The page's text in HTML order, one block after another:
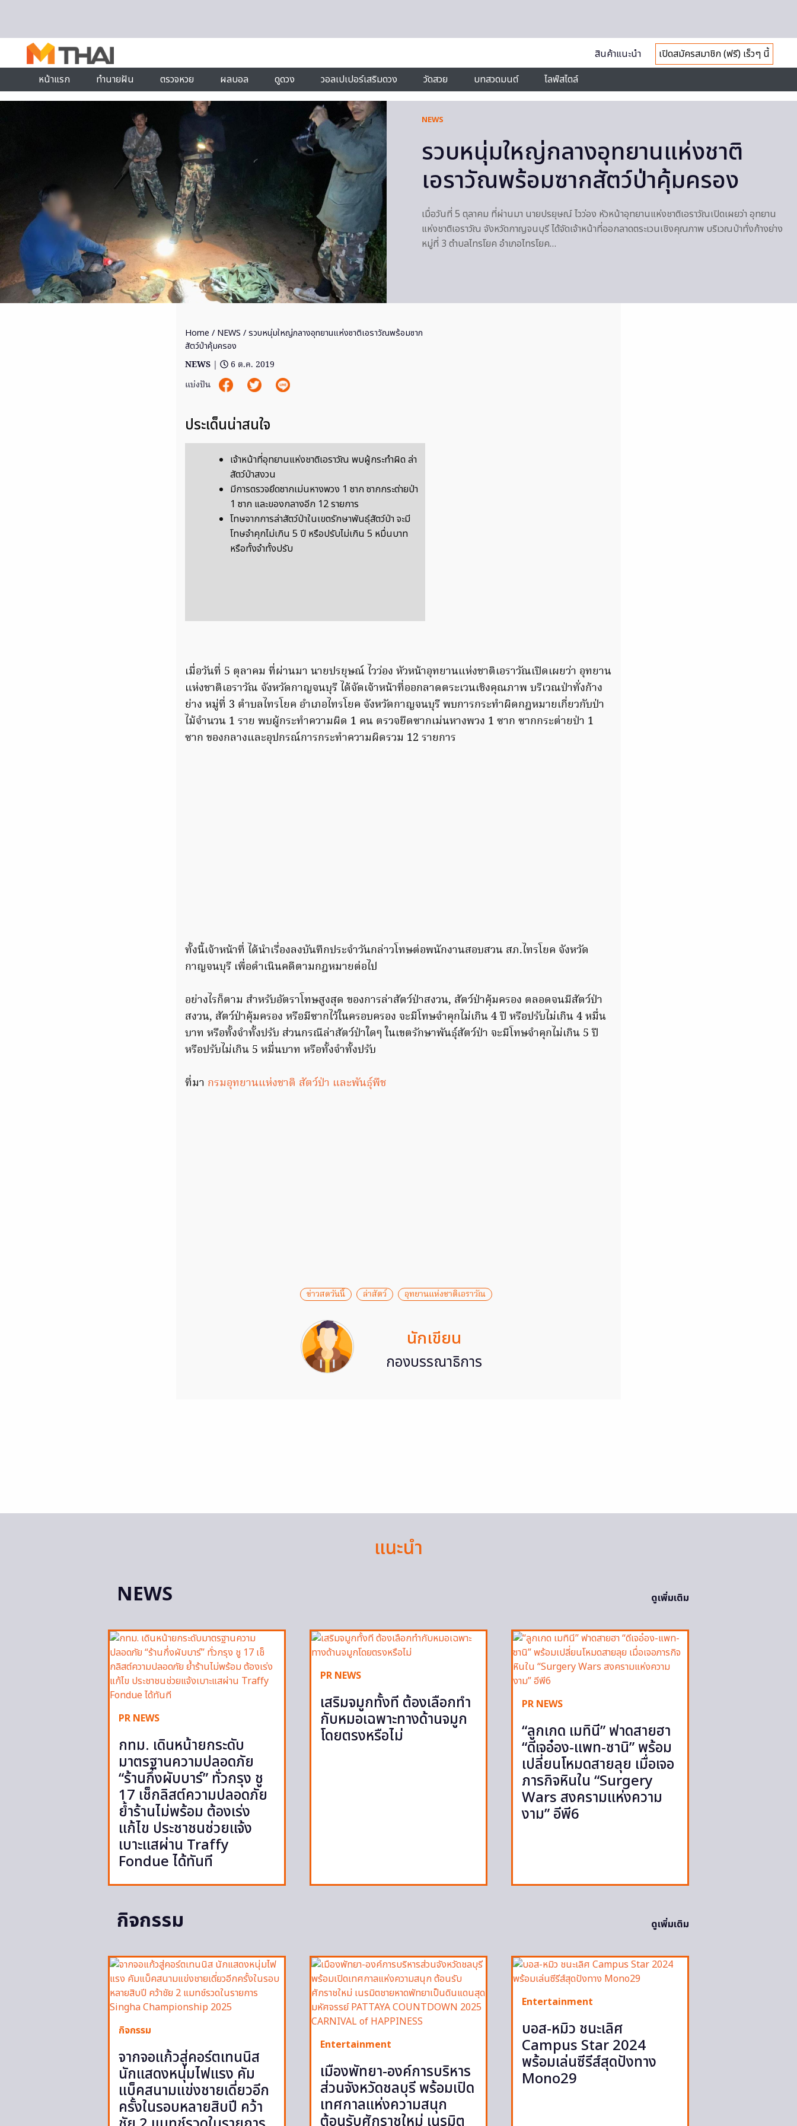
สินค้าแนะนำ
เปิดสมัครสมาชิก (ฟรี) เร็วๆ นี้
หน้าแรก
ทำนายฝัน ตรวจหวย ผลบอล ดูดวง วอลเปเปอร์เสริมดวง วัดสวย บทสวดมนต์ ไลฟ์สไตล์
NEWS
รวบหนุ่มใหญ่กลางอุทยานแห่งชาติ
เอราวัณพร้อมซากสัตว์ป่าคุ้มครอง
เมื่อวันที่ 5 ตุลาคม ที่ผ่านมา นายปรยุษณ์ ไวว่อง หัวหน้าอุทยานแห่งชาติเอราวัณเปิดเผยว่า อุทยาน
แห่งชาติเอราวัณ จังหวัดกาญจนบุรี ได้จัดเจ้าหน้าที่ออกลาดตระเวนเชิงคุณภาพ บริเวณป่าทั่งก้างย่าง
หมู่ที่ 3 ตำบลไทรโยค อำเภอไทรโยค…
Home / NEWS / รวบหนุ่มใหญ่กลางอุทยานแห่งชาติเอราวัณพร้อมซาก
สัตว์ป่าคุ้มครอง
NEWS |
6 ต.ค. 2019
แบ่งปัน
ประเด็นน่าสนใจ
เจ้าหน้าที่อุทยานแห่งชาติเอราวัณ พบผู้กระทำผิด ล่า
สัตว์ป่าสงวน
มีการตรวจยึดซากเม่นหางพวง 1 ซาก ซากกระต่ายป่า
1 ซาก และของกลางอีก 12 รายการ
โทษจากการล่าสัตว์ป่าในเขตรักษาพันธุ์สัตว์ป่า จะมี
โทษจำคุกไม่เกิน 5 ปี หรือปรับไม่เกิน 5 หมื่นบาท
หรือทั้งจำทั้งปรับ
เมื่อวันที่ 5 ตุลาคม ที่ผ่านมา นายปรยุษณ์ ไวว่อง หัวหน้าอุทยานแห่งชาติเอราวัณเปิดเผยว่า อุทยาน
แห่งชาติเอราวัณ จังหวัดกาญจนบุรี ได้จัดเจ้าหน้าที่ออกลาดตระเวนเชิงคุณภาพ บริเวณป่าทั่งก้าง
ย่าง หมู่ที่ 3 ตำบลไทรโยค อำเภอไทรโยค จังหวัดกาญจนบุรี พบการกระทำผิดกฎหมายเกี่ยวกับป่า
ไม้จำนวน 1 ราย พบผู้กระทำความผิด 1 คน ตรวจยึดซากเม่นหางพวง 1 ซาก ซากกระต่ายป่า 1
ซาก ของกลางและอุปกรณ์การกระทำความผิดรวม 12 รายการ
ทั้งนี้เจ้าหน้าที่ ได้นำเรื่องลงบันทึกประจำวันกล่าวโทษต่อพนักงานสอบสวน สภ.ไทรโยค จังหวัด
กาญจนบุรี เพื่อดำเนินคดีตามกฎหมายต่อไป
อย่างไรก็ตาม สำหรับอัตราโทษสูงสุด ของการล่าสัตว์ป่าสงวน, สัตว์ป่าคุ้มครอง ตลอดจนมีสัตว์ป่า
สงวน, สัตว์ป่าคุ้มครอง หรือมีซากไว้ในครอบครอง จะมีโทษจำคุกไม่เกิน 4 ปี หรือปรับไม่เกิน 4 หมื่น
บาท หรือทั้งจำทั้งปรับ ส่วนกรณีล่าสัตว์ป่าใดๆ ในเขตรักษาพันธุ์สัตว์ป่า จะมีโทษจำคุกไม่เกิน 5 ปี
หรือปรับไม่เกิน 5 หมื่นบาท หรือทั้งจำทั้งปรับ
ที่มา กรมอุทยานแห่งชาติ สัตว์ป่า และพันธุ์พืช
ข่าวสดวันนี้ ล่าสัตว์ อุทยานแห่งชาติเอราวัณ
นักเขียน
กองบรรณาธิการ
แนะนำ
NEWS
ดูเพิ่มเติม
PR NEWS
กทม. เดินหน้ายกระดับ
มาตรฐานความปลอดภัย
“ร้านกึ่งผับบาร์” ทั่วกรุง ชู
17 เช็กลิสต์ความปลอดภัย
ย้ำร้านไม่พร้อม ต้องเร่ง
แก้ไข ประชาชนช่วยแจ้ง
เบาะแสผ่าน Traffy
Fondue ได้ทันที
PR NEWS
เสริมจมูกทั้งที ต้องเลือกทำ
กับหมอเฉพาะทางด้านจมูก
โดยตรงหรือไม่
PR NEWS
“ลูกเกด เมทินี” ฟาดสายฮา
“ดีเจอ๋อง-แพท-ซานิ” พร้อม
เปลี่ยนโหมดสายลุย เมื่อเจอ
ภารกิจหินใน “Surgery
Wars สงครามแห่งความ
งาม” อีพี6
กิจกรรม ดูเพิ่มเติม
กิจกรรม
จากจอแก้วสู่คอร์ตเทนนิส
นักแสดงหนุ่มไฟแรง คัม
แบ็คสนามแข่งชายเดี่ยวอีก
ครั้งในรอบหลายสิบปี คว้า
Entertainment
เมืองพัทยา-องค์การบริหาร
ส่วนจังหวัดชลบุรี พร้อมเปิด
เทศกาลแห่งความสนุก
Entertainment
บอส-หมิว ชนะเลิศ
Campus Star 2024
พร้อมเล่นซีรีส์สุดปังทาง
Mono29